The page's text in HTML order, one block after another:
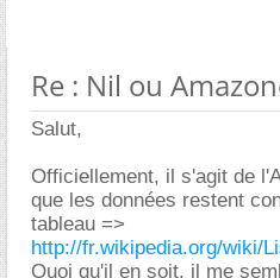
Re : Nil ou
Salut,
Officiellement, il s'agit de
que les données restent
tableau =>
http://fr.wikipedia.org/wiki/
Quoi qu'il en soit, il me